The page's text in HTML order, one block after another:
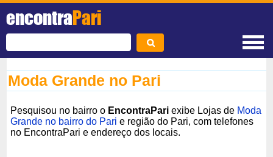
encontraPari
Moda Grande no Pari
Pesquisou no bairro o EncontraPari exibe Lojas de Moda
Grande no bairro do Pari e região do Pari, com telefones
no EncontraPari e endereço dos locais.